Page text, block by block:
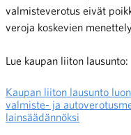
valmisteverotus eivät
veroja koskevien
Lue kaupan liiton lausunto:
Kaupan liiton lausunto
valmiste- ja
lainsäädännöksi